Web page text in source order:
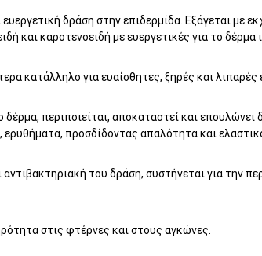
δράση στην επιδερμίδα. Εξάγεται με
και καροτενοειδή με ευεργετικές για το δέρμα
κατάλληλο για ευαίσθητες, ξηρές και λιπαρές
δέρμα, περιποιείται, αποκαταστεί και
ερυθήματα, προσδίδοντας απαλότητα και
του δράση, συστήνεται για την
στις φτέρνες και στους αγκώνες.